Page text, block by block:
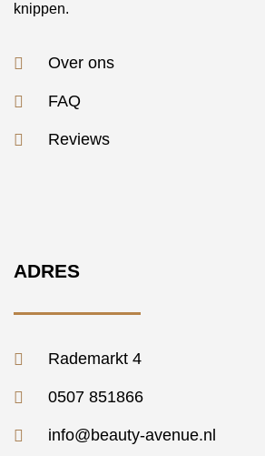
knippen.
Over ons
FAQ
Reviews
ADRES
Rademarkt 4
0507 851866
info@beauty-avenue.nl